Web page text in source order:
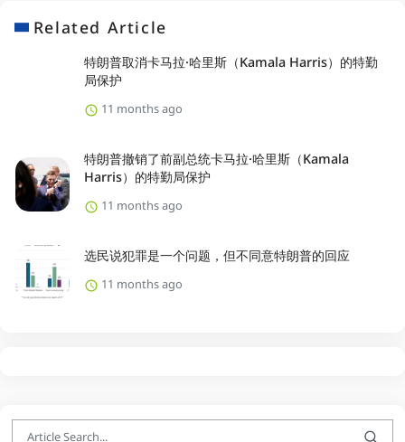
Related Article
特朗普取消卡马拉·哈里斯（Kamala Harris）的特勤
局保护
11 months ago
特朗普撤销了前副总统卡马拉·哈里斯（Kamala
Harris）的特勤局保护
11 months ago
选民说犯罪是一个问题，但不同意特朗普的回应
11 months ago